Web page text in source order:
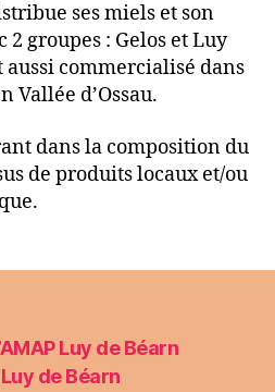
ses miels et son
groupes : Gelos et Luy
aussi commercialisé dans
Vallée d’Ossau.
dans la composition du
de produits locaux et/ou
Luy de Béarn
de Béarn